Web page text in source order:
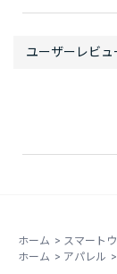
ホーム > スマート
ホーム > アパレル >